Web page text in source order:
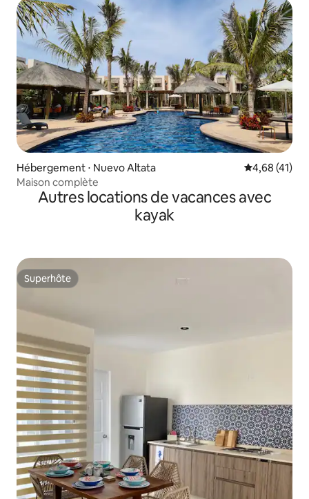
Hébergement ⋅ Nuevo Altata Évaluation
4,68 (41)
Maison complète
Autres locations de vacances avec
kayak
Superhôte
Superhôte